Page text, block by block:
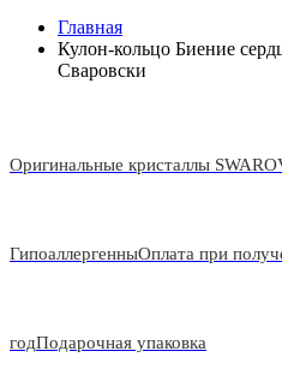
Главная
Кулон-кольцо Биение
Сваровски
Оригинальные кристаллы
ГипоаллергенныОплата при
годПодарочная упаковка